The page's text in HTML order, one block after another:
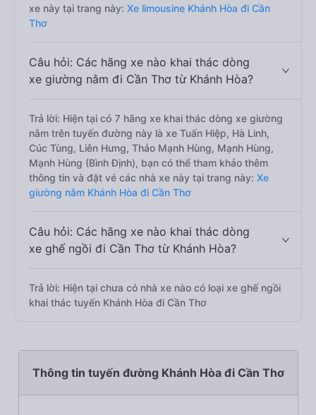
xe này tại trang này: Xe limousine Khánh Hòa đi Cần
Thơ
Câu hỏi: Các hãng xe nào khai thác dòng
xe giường nằm đi Cần Thơ từ Khánh Hòa?
Trả lời: Hiện tại có 7 hãng xe khai thác dòng xe giường
nằm trên tuyến đường này là xe Tuấn Hiệp, Hà Linh,
Cúc Tùng, Liên Hưng, Thảo Mạnh Hùng, Mạnh Hùng,
Mạnh Hùng (Bình Định), bạn có thể tham khảo thêm
thông tin và đặt vé các nhà xe này tại trang này: Xe
giường nằm Khánh Hòa đi Cần Thơ
Câu hỏi: Các hãng xe nào khai thác dòng
xe ghế ngồi đi Cần Thơ từ Khánh Hòa?
Trả lời: Hiện tại chưa có nhà xe nào có loại xe ghế ngồi
khai thác tuyến Khánh Hòa đi Cần Thơ
Thông tin tuyến đường Khánh Hòa đi Cần Thơ